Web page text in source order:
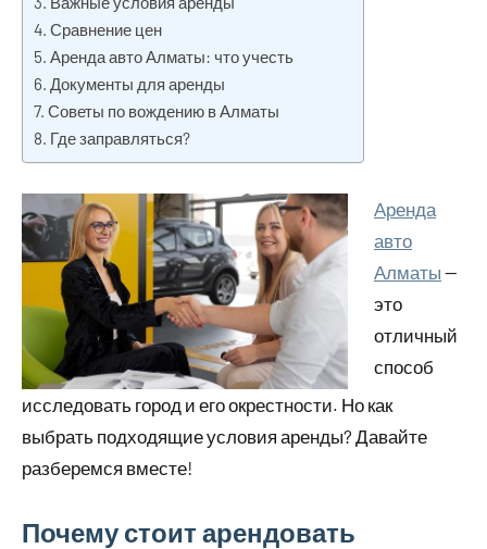
Сравнение цен
Аренда авто Алматы: что учесть
Документы для аренды
Советы по вождению в Алматы
Где заправляться?
Аренда
авто
Алматы —
это
отличный
способ
исследовать город и его окрестности. Но как
выбрать подходящие условия аренды? Давайте
разберемся вместе!
Почему стоит арендовать